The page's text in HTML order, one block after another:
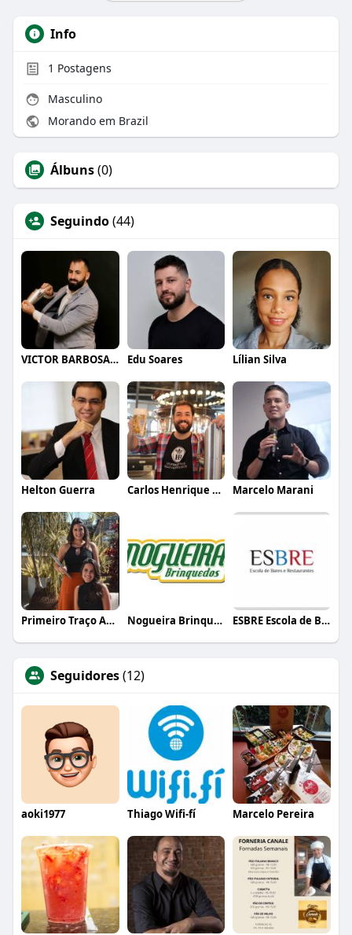
Info
1 Postagens
Masculino
Morando em Brazil
Álbuns(0)
Seguindo(44)
VICTOR BARBOSA QUARANTA Edu Soares Lílian Silva
Helton Guerra Carlos Henrique de Faria Vasconcelos Marcelo Marani
Primeiro Traço Arquitetura Nogueira Brinquedos ESBRE Escola de Bares e Restaurantes
Seguidores(12)
aoki1977 Thiago Wifi-fí Marcelo Pereira